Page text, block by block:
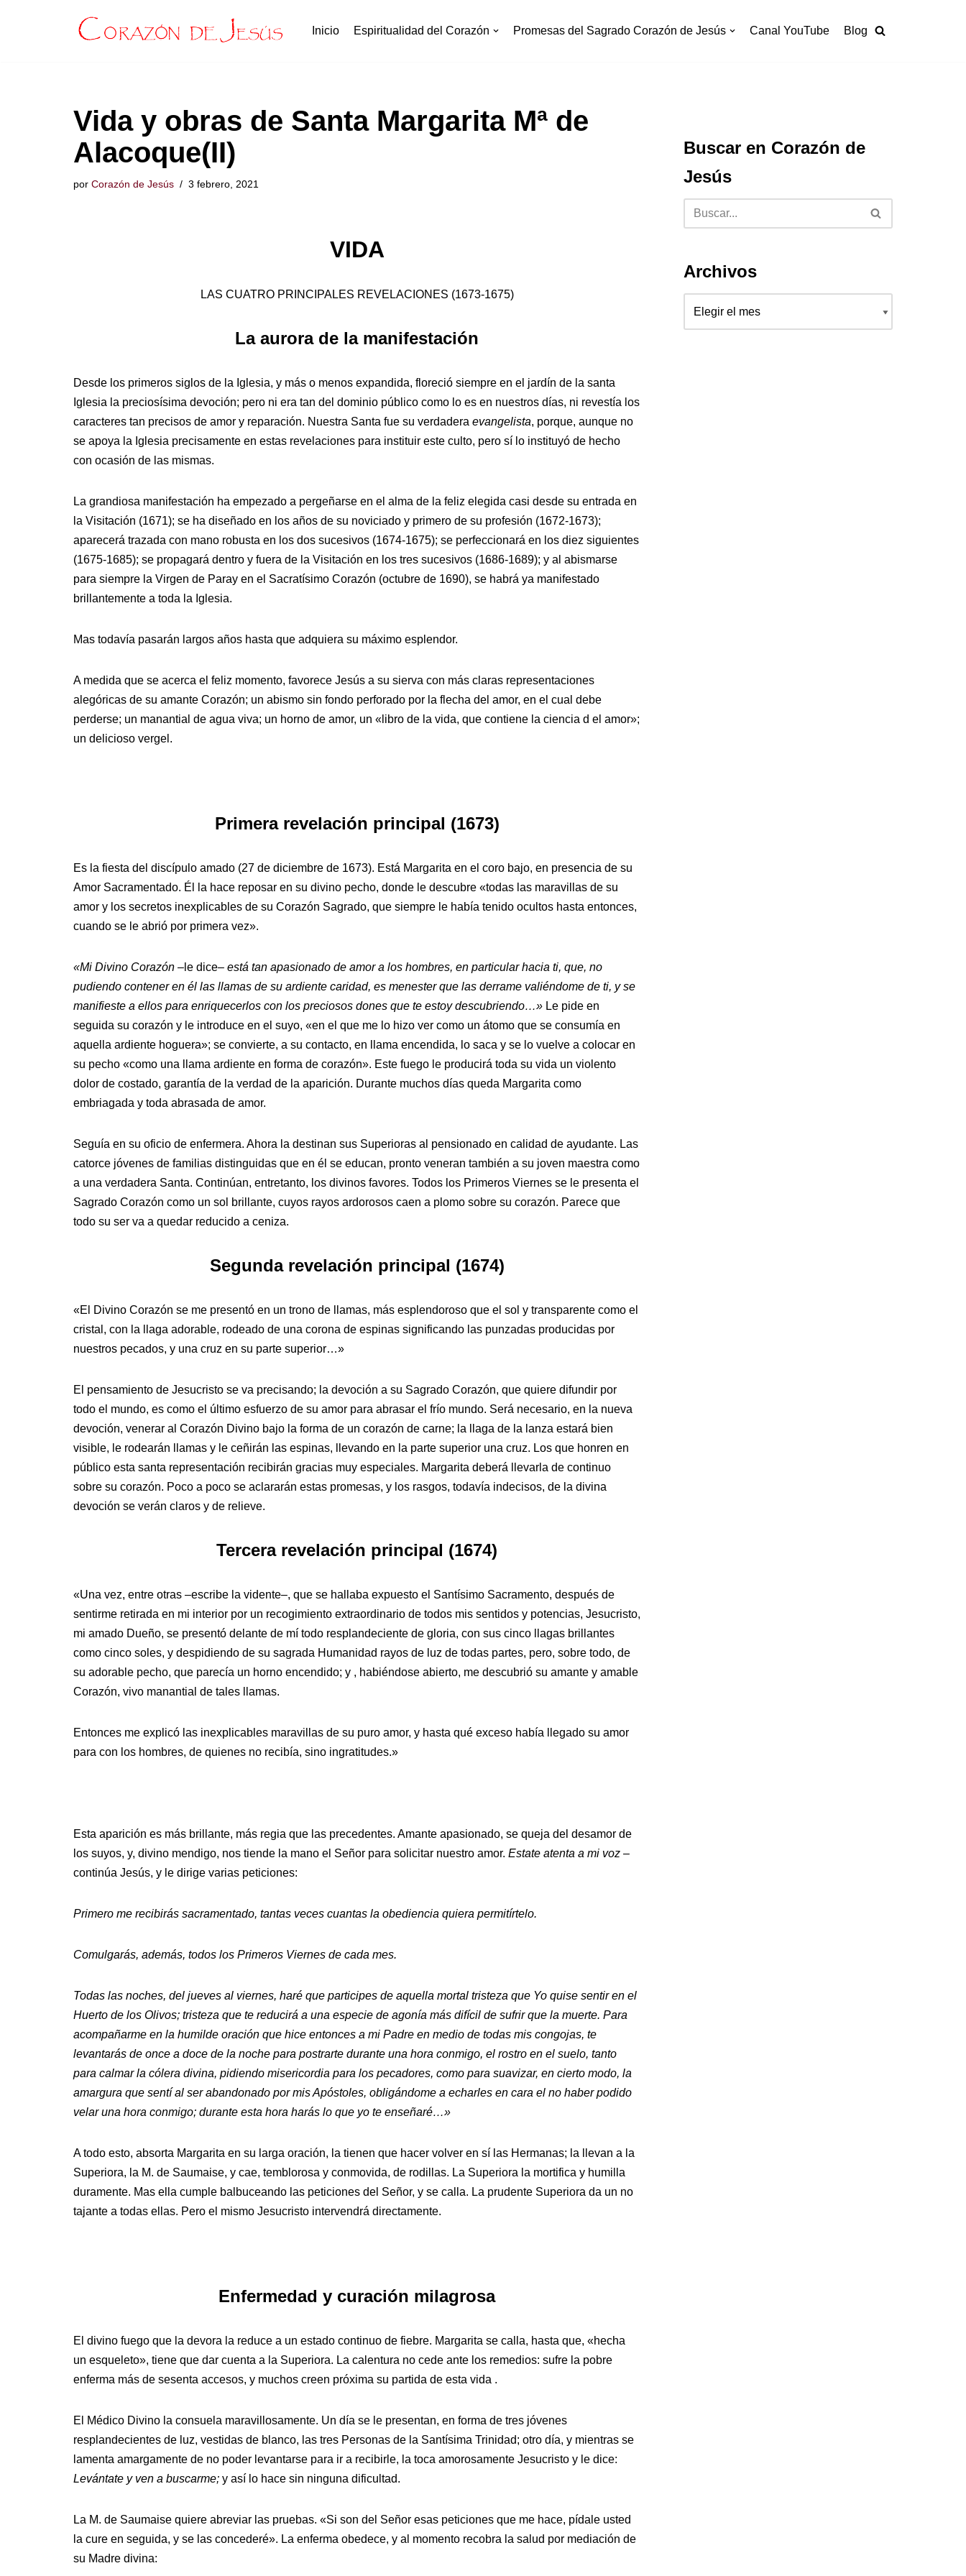
Inicio Espiritualidad del Corazón Promesas del Sagrado Corazón de Jesús Canal YouTube Blog
Vida y obras de Santa Margarita Mª de
Alacoque(II)
por Corazón de Jesús 3 febrero, 2021
VIDA
LAS CUATRO PRINCIPALES REVELACIONES (1673-1675)
La aurora de la manifestación
Desde los primeros siglos de la Iglesia, y más o menos expandida, floreció siempre en el jardín de la santa
Iglesia la preciosísima devoción; pero ni era tan del dominio público como lo es en nuestros días, ni revestía los
caracteres tan precisos de amor y reparación. Nuestra Santa fue su verdadera evangelista, porque, aunque no
se apoya la Iglesia precisamente en estas revelaciones para instituir este culto, pero sí lo instituyó de hecho
con ocasión de las mismas.
La grandiosa manifestación ha empezado a pergeñarse en el alma de la feliz elegida casi desde su entrada en
la Visitación (1671); se ha diseñado en los años de su noviciado y primero de su profesión (1672-1673);
aparecerá trazada con mano robusta en los dos sucesivos (1674-1675); se perfeccionará en los diez siguientes
(1675-1685); se propagará dentro y fuera de la Visitación en los tres sucesivos (1686-1689); y al abismarse
para siempre la Virgen de Paray en el Sacratísimo Corazón (octubre de 1690), se habrá ya manifestado
brillantemente a toda la Iglesia.
Mas todavía pasarán largos años hasta que adquiera su máximo esplendor.
A medida que se acerca el feliz momento, favorece Jesús a su sierva con más claras representaciones
alegóricas de su amante Corazón; un abismo sin fondo perforado por la flecha del amor, en el cual debe
perderse; un manantial de agua viva; un horno de amor, un «libro de la vida, que contiene la ciencia d el amor»;
un delicioso vergel.
Primera revelación principal (1673)
Es la fiesta del discípulo amado (27 de diciembre de 1673). Está Margarita en el coro bajo, en presencia de su
Amor Sacramentado. Él la hace reposar en su divino pecho, donde le descubre «todas las maravillas de su
amor y los secretos inexplicables de su Corazón Sagrado, que siempre le había tenido ocultos hasta entonces,
cuando se le abrió por primera vez».
«Mi Divino Corazón –le dice– está tan apasionado de amor a los hombres, en particular hacia ti, que, no
pudiendo contener en él las llamas de su ardiente caridad, es menester que las derrame valiéndome de ti, y se
manifieste a ellos para enriquecerlos con los preciosos dones que te estoy descubriendo…» Le pide en
seguida su corazón y le introduce en el suyo, «en el que me lo hizo ver como un átomo que se consumía en
aquella ardiente hoguera»; se convierte, a su contacto, en llama encendida, lo saca y se lo vuelve a colocar en
su pecho «como una llama ardiente en forma de corazón». Este fuego le producirá toda su vida un violento
dolor de costado, garantía de la verdad de la aparición. Durante muchos días queda Margarita como
embriagada y toda abrasada de amor.
Seguía en su oficio de enfermera. Ahora la destinan sus Superioras al pensionado en calidad de ayudante. Las
catorce jóvenes de familias distinguidas que en él se educan, pronto veneran también a su joven maestra como
a una verdadera Santa. Continúan, entretanto, los divinos favores. Todos los Primeros Viernes se le presenta el
Sagrado Corazón como un sol brillante, cuyos rayos ardorosos caen a plomo sobre su corazón. Parece que
todo su ser va a quedar reducido a ceniza.
Segunda revelación principal (1674)
«El Divino Corazón se me presentó en un trono de llamas, más esplendoroso que el sol y transparente como el
cristal, con la llaga adorable, rodeado de una corona de espinas significando las punzadas producidas por
nuestros pecados, y una cruz en su parte superior…»
El pensamiento de Jesucristo se va precisando; la devoción a su Sagrado Corazón, que quiere difundir por
todo el mundo, es como el último esfuerzo de su amor para abrasar el frío mundo. Será necesario, en la nueva
devoción, venerar al Corazón Divino bajo la forma de un corazón de carne; la llaga de la lanza estará bien
visible, le rodearán llamas y le ceñirán las espinas, llevando en la parte superior una cruz. Los que honren en
público esta santa representación recibirán gracias muy especiales. Margarita deberá llevarla de continuo
sobre su corazón. Poco a poco se aclararán estas promesas, y los rasgos, todavía indecisos, de la divina
devoción se verán claros y de relieve.
Tercera revelación principal (1674)
«Una vez, entre otras –escribe la vidente–, que se hallaba expuesto el Santísimo Sacramento, después de
sentirme retirada en mi interior por un recogimiento extraordinario de todos mis sentidos y potencias, Jesucristo,
mi amado Dueño, se presentó delante de mí todo resplandeciente de gloria, con sus cinco llagas brillantes
como cinco soles, y despidiendo de su sagrada Humanidad rayos de luz de todas partes, pero, sobre todo, de
su adorable pecho, que parecía un horno encendido; y , habiéndose abierto, me descubrió su amante y amable
Corazón, vivo manantial de tales llamas.
Entonces me explicó las inexplicables maravillas de su puro amor, y hasta qué exceso había llegado su amor
para con los hombres, de quienes no recibía, sino ingratitudes.»
Esta aparición es más brillante, más regia que las precedentes. Amante apasionado, se queja del desamor de
los suyos, y, divino mendigo, nos tiende la mano el Señor para solicitar nuestro amor. Estate atenta a mi voz –
continúa Jesús, y le dirige varias peticiones:
Primero me recibirás sacramentado, tantas veces cuantas la obediencia quiera permitírtelo.
Comulgarás, además, todos los Primeros Viernes de cada mes.
Todas las noches, del jueves al viernes, haré que participes de aquella mortal tristeza que Yo quise sentir en el
Huerto de los Olivos; tristeza que te reducirá a una especie de agonía más difícil de sufrir que la muerte. Para
acompañarme en la humilde oración que hice entonces a mi Padre en medio de todas mis congojas, te
levantarás de once a doce de la noche para postrarte durante una hora conmigo, el rostro en el suelo, tanto
para calmar la cólera divina, pidiendo misericordia para los pecadores, como para suavizar, en cierto modo, la
amargura que sentí al ser abandonado por mis Apóstoles, obligándome a echarles en cara el no haber podido
velar una hora conmigo; durante esta hora harás lo que yo te enseñaré…»
A todo esto, absorta Margarita en su larga oración, la tienen que hacer volver en sí las Hermanas; la llevan a la
Superiora, la M. de Saumaise, y cae, temblorosa y conmovida, de rodillas. La Superiora la mortifica y humilla
duramente. Mas ella cumple balbuceando las peticiones del Señor, y se calla. La prudente Superiora da un no
tajante a todas ellas. Pero el mismo Jesucristo intervendrá directamente.
Enfermedad y curación milagrosa
El divino fuego que la devora la reduce a un estado continuo de fiebre. Margarita se calla, hasta que, «hecha
un esqueleto», tiene que dar cuenta a la Superiora. La calentura no cede ante los remedios: sufre la pobre
enferma más de sesenta accesos, y muchos creen próxima su partida de esta vida .
El Médico Divino la consuela maravillosamente. Un día se le presentan, en forma de tres jóvenes
resplandecientes de luz, vestidas de blanco, las tres Personas de la Santísima Trinidad; otro día, y mientras se
lamenta amargamente de no poder levantarse para ir a recibirle, la toca amorosamente Jesucristo y le dice:
Levántate y ven a buscarme; y así lo hace sin ninguna dificultad.
La M. de Saumaise quiere abreviar las pruebas. «Si son del Señor esas peticiones que me hace, pídale usted
la cure en seguida, y se las concederé». La enferma obedece, y al momento recobra la salud por mediación de
su Madre divina:
Buscar en Corazón de
Jesús
Archivos